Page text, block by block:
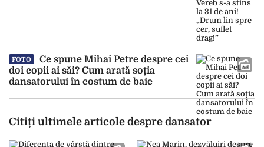
FOTO
Ce spune Mihai Petre despre cei
doi copii ai săi? Cum arată soția
dansatorului în costum de baie
Citiți ultimele articole despre dansator